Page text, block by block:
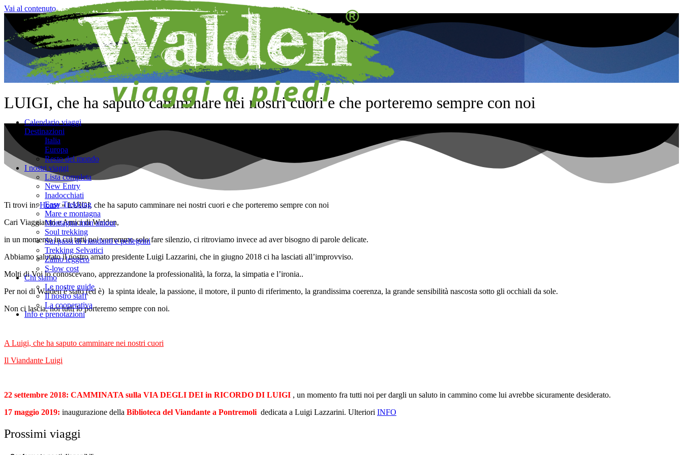
Vai al contenuto
Calendario viaggi
Destinazioni
Italia
Europa
Resto del mondo
I nostri viaggi
Lista completa
New Entry
Inadocchiati
Easy Trekking
Mare e montagna
Montagna mon amour
Soul trekking
Sui passi di viandanti e pellegrini
Trekking Selvatici
Zaino leggero
S-low cost
Chi siamo
Le nostre guide
Il nostro staff
La cooperativa
Info e prenotazioni
LUIGI, che ha saputo camminare nei nostri cuori e che porteremo sempre con noi
Ti trovi in:Home»LUIGI, che ha saputo camminare nei nostri cuori e che porteremo sempre con noi
Cari Viaggiatori e Amici di Walden,
in un momento in cui tutti noi vorremmo solo fare silenzio, ci ritroviamo invece ad aver bisogno di parole delicate.
Abbiamo salutato il nostro amato presidente Luigi Lazzarini, che in giugno 2018 ci ha lasciati all’improvviso.
Molti di Voi lo conoscevano, apprezzandone la professionalità, la forza, la simpatia e l’ironia..
Per noi di Walden è stato (ed è) la spinta ideale, la passione, il motore, il punto di riferimento, la grandissima coerenza, la grande sensibilità nascosta sotto gli occhiali da sole.
Non ci lascia, noi tutti lo porteremo sempre con noi.
A Luigi, che ha saputo camminare nei nostri cuori
Il Viandante Luigi
22 settembre 2018: CAMMINATA sulla VIA DEGLI DEI in RICORDO DI LUIGI , un momento fra tutti noi per dargli un saluto in cammino come lui avrebbe sicuramente desiderato.
17 maggio 2019: inaugurazione della Biblioteca del Viandante a Pontremoli dedicata a Luigi Lazzarini. Ulteriori INFO
Prossimi viaggi